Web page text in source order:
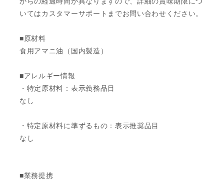
いてはカスタマーサポートまでお問い合わせください。
■原材料
食用アマニ油（国内製造）
■アレルギー情報
・特定原材料：表示義務品目
なし
・特定原材料に準ずるもの：表示推奨品目
なし
■業務提携